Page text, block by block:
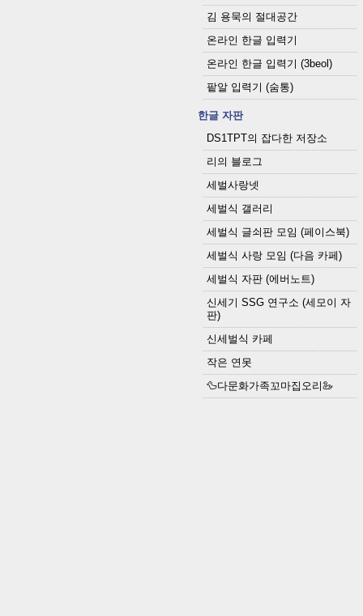
김 용묵의 절대공간
온라인 한글 입력기
온라인 한글 입력기 (3beol)
팥알 입력기 (숨통)
한글 자판
DS1TPT의 잡다한 저장소
리의 블로그
세벌사랑넷
세벌식 갤러리
세벌식 글쇠판 모임 (페이스북)
세벌식 사랑 모임 (다음 카페)
세벌식 자판 (에버노트)
신세기 SSG 연구소 (세모이 자
판)
신세벌식 카페
작은 연못
🦆다문화가족꼬마집오리🦢